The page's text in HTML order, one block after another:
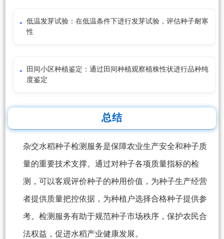
低温发芽试验：在低温条件下进行发芽试验，评估种子耐寒
性
田间小区种植鉴定：通过田间种植观察植株性状进行品种纯
度鉴定
总结
杂交水稻种子检测服务是保障农业生产安全和种子质
量的重要技术支撑。通过对种子各项质量指标的检
测，可以客观评价种子的种用价值，为种子生产经营
者提供质量把控依据，为种植户选择合格种子提供参
考。检测服务有助于规范种子市场秩序，保护农民合
法权益，促进水稻产业健康发展。